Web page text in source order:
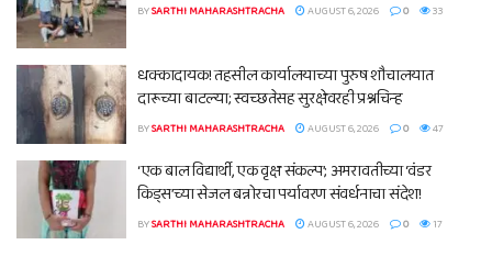
BYSARTHI MAHARASHTRACHA AUGUST 6, 2026 0 33
धक्कादायक! तहसील कार्यालयाच्या पुरुष शौचालयात
दारूच्या बाटल्या; स्वच्छतेसह सुरक्षेवरही प्रश्नचिन्ह
BYSARTHI MAHARASHTRACHA AUGUST 6, 2026 0 47
‘एक बाल विद्यार्थी, एक वृक्ष संकल्प’; अमरावतीच्या ‘वंडर
किड्स’च्या सेजल बन्नोरचा पर्यावरण संवर्धनाचा संदेश!
BYSARTHI MAHARASHTRACHA AUGUST 6, 2026 0 17